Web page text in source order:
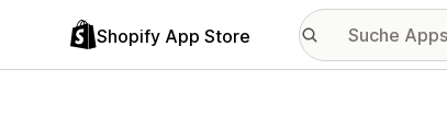
Shopify App Store